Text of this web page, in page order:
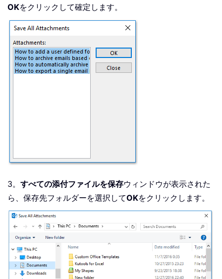
OKをクリックして確定します。
3。 すべての添付ファイルを保存ウィンドウが表示された
ら、保存先フォルダーを選択してOKをクリックします。